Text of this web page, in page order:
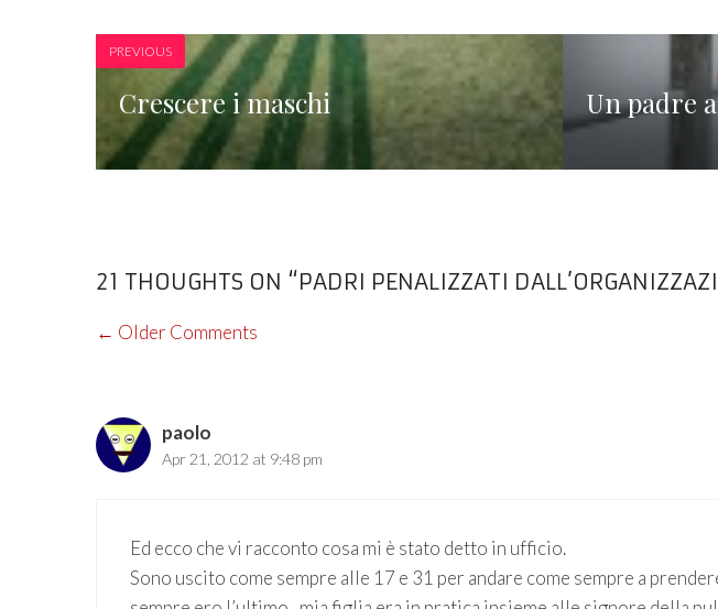
PREVIOUS
Crescere i maschi Un padre
21 THOUGHTS ON “PADRI PENALIZZATI
COMMENT
← Older Comments
paolo
Apr 21, 2012 at 9:48 pm
Ed ecco che vi racconto cosa mi è stato detto in ufficio.
Sono uscito come sempre alle 17 e 31 per andare come sempre a